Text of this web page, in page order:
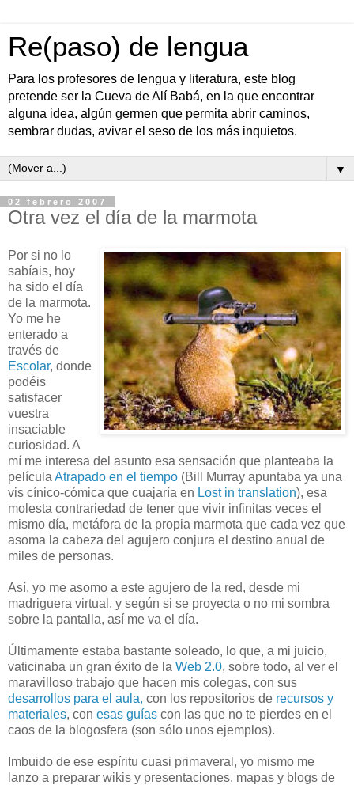
Re(paso) de lengua
Para los profesores de lengua y literatura, este blog
pretende ser la Cueva de Alí Babá, en la que encontrar
alguna idea, algún germen que permita abrir caminos,
sembrar dudas, avivar el seso de los más inquietos.
▼
02 febrero 2007
Otra vez el día de la marmota
Por si no lo
sabíais, hoy
ha sido el día
de la marmota.
Yo me he
enterado a
través de
Escolar, donde
podéis
satisfacer
vuestra
insaciable
curiosidad. A
mí me interesa del asunto esa sensación que planteaba la
película Atrapado en el tiempo (Bill Murray apuntaba ya una
vis cínico-cómica que cuajaría en Lost in translation), esa
molesta contrariedad de tener que vivir infinitas veces el
mismo día, metáfora de la propia marmota que cada vez que
asoma la cabeza del agujero conjura el destino anual de
miles de personas.
Así, yo me asomo a este agujero de la red, desde mi
madriguera virtual, y según si se proyecta o no mi sombra
sobre la pantalla, así me va el día.
Últimamente estaba bastante soleado, lo que, a mi juicio,
vaticinaba un gran éxito de la Web 2.0, sobre todo, al ver el
maravilloso trabajo que hacen mis colegas, con sus
desarrollos para el aula, con los repositorios de recursos y
materiales, con esas guías con las que no te pierdes en el
caos de la blogosfera (son sólo unos ejemplos).
Imbuido de ese espíritu cuasi primaveral, yo mismo me
lanzo a preparar wikis y presentaciones, mapas y blogs de